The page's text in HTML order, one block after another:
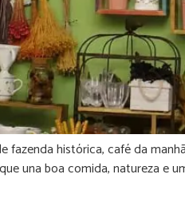
fazenda histórica, café da
una boa comida, natureza e